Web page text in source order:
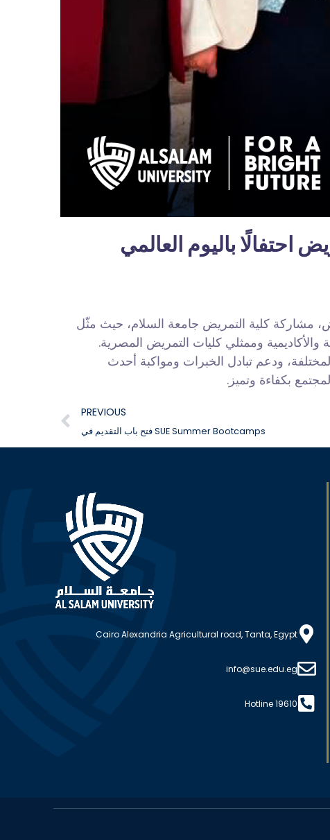
احتفالًا باليوم العالمي
مشاركة كلية التمريض جامعة السلام، حيث مثّل
وممثلي كليات التمريض المصرية.
ودعم تبادل الخبرات ومواكبة أحدث
بكفاءة وتميز.
PREVIOUS
فتح باب التقديم في SUE Summer Bootcamps
Cairo Alexandria Agricultural road, Tanta, Egypt
info@sue.edu.eg
Hotline 19610